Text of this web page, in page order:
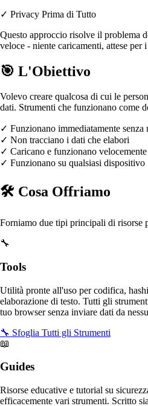
✓ Privacy Prima di Tutto
Questo approccio risolve il problema
veloce - niente caricamenti, attese
🎯 L'Obiettivo
Volevo creare qualcosa di cui le
dati. Strumenti che funzionano come
✓ Funzionano immediatamente senza
✓ Non tracciano i dati che elabori
✓ Caricano e funzionano velocemente
✓ Funzionano su qualsiasi dispositivo
🛠️ Cosa Offriamo
Forniamo due tipi principali di risorse
🔧
Tools
Utilità pronte all'uso per codifica,
elaborazione di testo. Tutti gli
tuo browser senza inviare dati da
🔧 Sfoglia Tutti gli Strumenti
📖
Guides
Risorse educative e tutorial su
efficacemente vari strumenti. Scritto